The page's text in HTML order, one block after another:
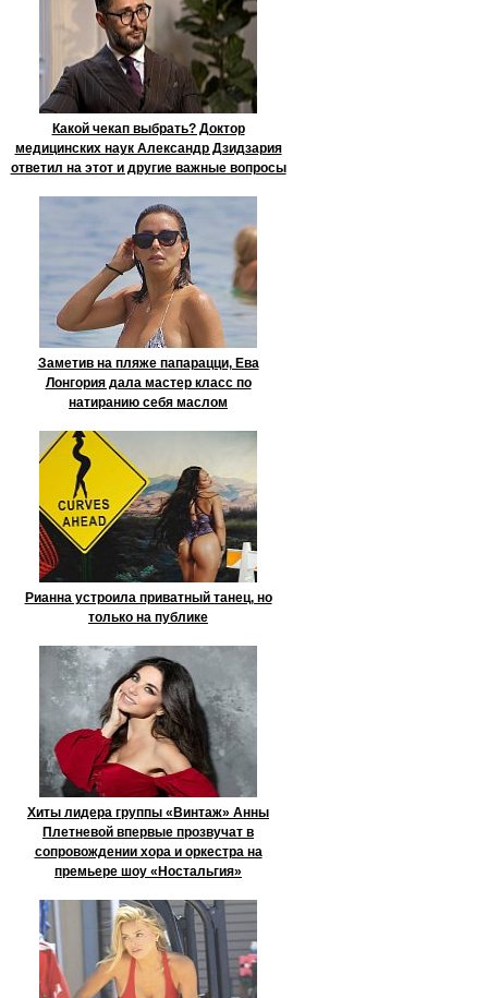
Какой чекап выбрать? Доктор
медицинских наук Александр Дзидзария
ответил на этот и другие важные вопросы
Заметив на пляже папарацци, Ева
Лонгория дала мастер класс по
натиранию себя маслом
Рианна устроила приватный танец, но
только на публике
Хиты лидера группы «Винтаж» Анны
Плетневой впервые прозвучат в
сопровождении хора и оркестра на
премьере шоу «Ностальгия»